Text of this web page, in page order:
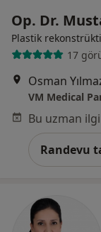
Op. Dr.
Plastik
17
VM Medical
Randevu